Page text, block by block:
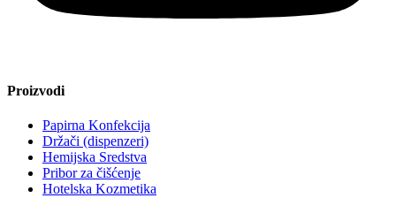
Proizvodi
Papirna Konfekcija
Držači (dispenzeri)
Hemijska Sredstva
Pribor za čišćenje
Hotelska Kozmetika